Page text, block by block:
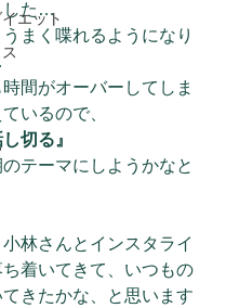
エット
した…
まく喋れるようになり
間がオーバーしてしま
いるので、
切る』
テーマにしようかなと
林さんとインスタライ
着いてきて、いつもの
きたかな、と思います